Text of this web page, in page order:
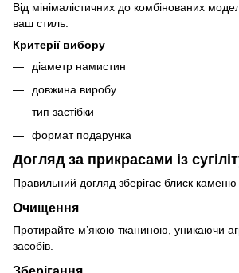
Від мінімалістичних до комбінованих
ваш стиль.
Критерії вибору
діаметр намистин
довжина виробу
тип застібки
формат подарунка
Догляд за прикрасами із
Правильний догляд зберігає блиск каменю
Очищення
Протирайте м’якою тканиною, уникаючи
засобів.